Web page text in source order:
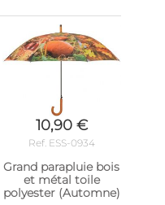
10,90 €
Ref. ESS-0934
Grand parapluie bois
et métal toile
polyester (Automne)